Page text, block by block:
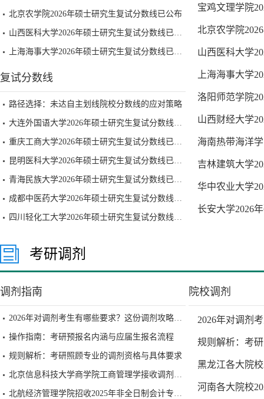
北京农学院2026年硕士研究生复试分数线已公布
山西医科大学2026年硕士研究生复试分数线已公布
上海海事大学2026年硕士研究生复试分数线已公布
复试分数线
路径选择：未达自主划线院校分数线的应对策略
大连外国语大学2026年硕士研究生复试分数线已公布
重庆工商大学2026年硕士研究生复试分数线已公布
昆明医科大学2026年硕士研究生复试分数线已公布
青海民族大学2026年硕士研究生复试分数线已公布
成都中医药大学2026年硕士研究生复试分数线已公布
四川轻化工大学2026年硕士研究生复试分数线已公布
宝鸡文理学院
北京农学院
山西医科大学
上海海事大学
洛阳师范学院
山西财经大学
海南热带海洋
吉林建筑大学
华中农业大学
长安大学2026
考研调剂
调剂指南
2026年对调剂考生有哪些要求？这份调剂攻略请收好
操作指南：考研预报名内涵与应届生报名流程
规则解析：考研照顾专业的调剂资格与具体要求
北京信息科技大学商学院工商管理学接收调剂通知
北航经济管理学院招收2025年非全日制会计专业硕士研究生（MPAcc）调剂工作办法
院校调剂
2026年对调剂
规则解析：考
黑龙江各大院
河南各大院校